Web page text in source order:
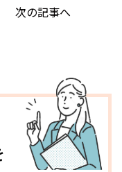
次の記事へ